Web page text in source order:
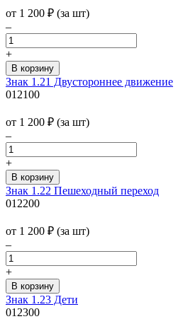
от 1 200 ₽ (за шт)
–
+
Знак 1.21 Двустороннее движение
012100
от 1 200 ₽ (за шт)
–
+
Знак 1.22 Пешеходный переход
012200
от 1 200 ₽ (за шт)
–
+
Знак 1.23 Дети
012300